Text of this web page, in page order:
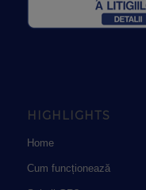
HIGHLIGHTS
Home
Cum funcționează